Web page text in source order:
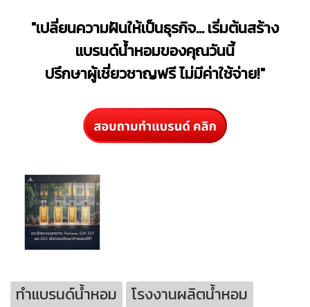
"เปลี่ยนความฝันให้เป็นธุรกิจ... เริ่มต้นสร้าง
แบรนด์น้ำหอมของคุณวันนี้
ปรึกษาผู้เชี่ยวชาญฟรี ไม่มีค่าใช้จ่าย!"
ทำแบรนด์น้ำหอม
โรงงานผลิตน้ำหอม